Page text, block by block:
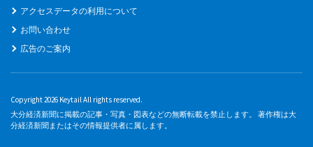
アクセスデータの利用について
お問い合わせ
広告のご案内
Copyright 2026 Keytail All rights reserved.
大分経済新聞に掲載の記事・写真・図表などの無断転載を禁止します。 著作権は大
分経済新聞またはその情報提供者に属します。